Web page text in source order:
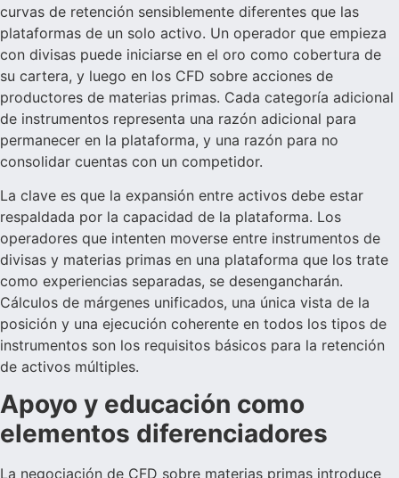
curvas de retención sensiblemente diferentes que las
plataformas de un solo activo. Un operador que empieza
con divisas puede iniciarse en el oro como cobertura de
su cartera, y luego en los CFD sobre acciones de
productores de materias primas. Cada categoría adicional
de instrumentos representa una razón adicional para
permanecer en la plataforma, y una razón para no
consolidar cuentas con un competidor.
La clave es que la expansión entre activos debe estar
respaldada por la capacidad de la plataforma. Los
operadores que intenten moverse entre instrumentos de
divisas y materias primas en una plataforma que los trate
como experiencias separadas, se desengancharán.
Cálculos de márgenes unificados, una única vista de la
posición y una ejecución coherente en todos los tipos de
instrumentos son los requisitos básicos para la retención
de activos múltiples.
Apoyo y educación como
elementos diferenciadores
La negociación de CFD sobre materias primas introduce